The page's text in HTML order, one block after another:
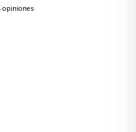
opiniones